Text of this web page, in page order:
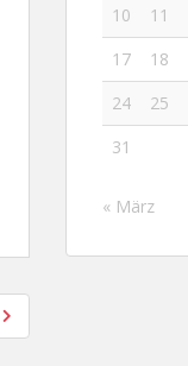
10
11
17
18
24
25
31
« März